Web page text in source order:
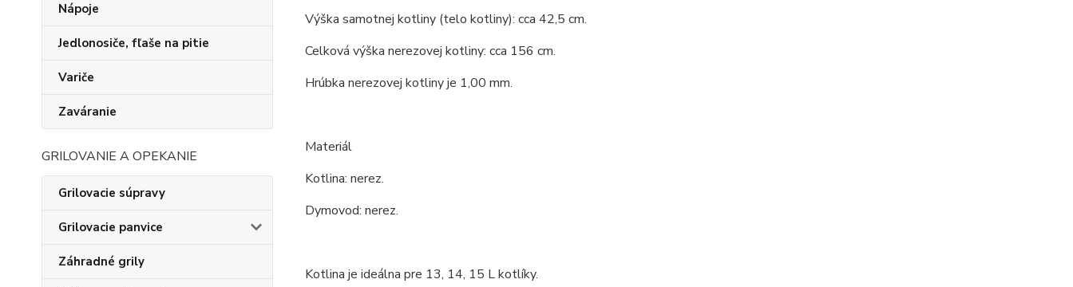
Nápoje
Jedlonosiče, fľaše na pitie
Variče
Zaváranie
GRILOVANIE A OPEKANIE
Grilovacie súpravy
Grilovacie panvice
Záhradné grily
Výška samotnej kotliny (telo kotliny): cca 42,5 cm.
Celková výška nerezovej kotliny: cca 156 cm.
Hrúbka nerezovej kotliny je 1,00 mm.
Materiál
Kotlina: nerez.
Dymovod: nerez.
Kotlina je ideálna pre 13, 14, 15 L kotlíky.